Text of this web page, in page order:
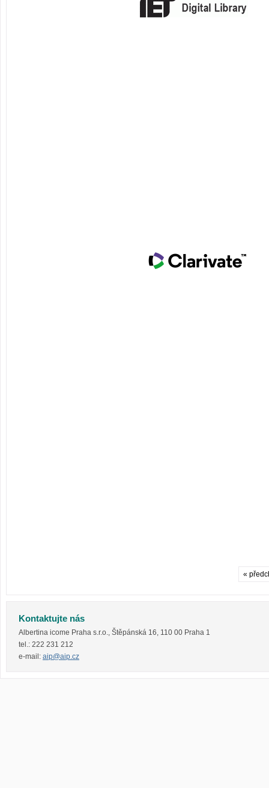
«
Kontaktujte nás
Albertina icome Praha s.r.o. Štěpánská 16 110 00 Praha 1
tel.: 222 231 212
e-mail: aip@aip.cz